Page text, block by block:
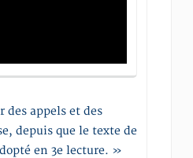
des appels et des
depuis que le texte de
en 3e lecture. »